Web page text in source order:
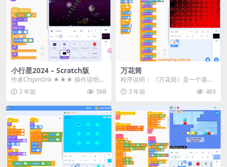
小行星2024 – Scratch版
作者Chipm0nk ★★★ 操作说明
★★★ [左箭头] 和 [右箭头] 或 ...
2 年前 598
万花筒
程序说明： 《万花筒》是一个基于
Scratch平台开发的入门级小程序，
旨在帮助小...
3 年前 489